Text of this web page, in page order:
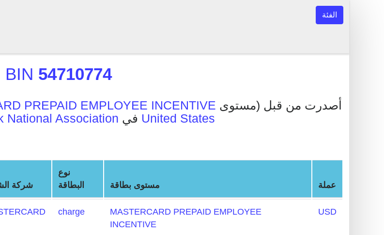
الفئة
BIN 54710774
PREPAID EMPLOYEE INCENTIVE
مستوى) أصدرت من قبل
National Association
United States
شركة
نوع
البطاقة
مستوى بطاقة عملة
charge
MASTERCARD PREPAID EMPLOYEE
INCENTIVE
USD